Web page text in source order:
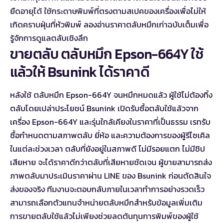
ยืดอายุได้ ใช้กระดาษพิมพ์ที่ตรงตามสเปคของเครื่องเพื่อไม่ให้
เกิดคราบฝุ่นที่หัวพิมพ์ ลองอ่านราคาตลับหมึกเก่าฉบับเต็มเพื่อ
รู้จักการดูแลตลับเชิงลึก
ขายตลับ ตลับหมึก Epson-664Y ใช้
แล้วให้ Bsunink ได้ราคาดี
หลังใช้ ตลับหมึก Epson-664Y จนหมึกหมดแล้ว ผู้ใช้ไม่ต้องทิ้ง
ตลับโดยเปล่าประโยชน์ Bsunink เปิดรับซื้อตลับใช้แล้วจาก
เครื่อง Epson-664Y และรุ่นใกล้เคียงในราคาที่เป็นธรรม เรทรับ
ซื้อกำหนดตามสภาพตลับ ยี่ห้อ และความต้องการของผู้รีไซเคิล
ในแต่ละช่วงเวลา ตลับที่ยังอยู่ในสภาพดี ไม่มีรอยแตก ไม่มีชิป
เสียหาย จะได้ราคาดีกว่าตลับที่เสียหายชัดเจน ผู้ขายสามารถส่ง
ภาพตลับมาประเมินราคาผ่าน LINE ของ Bsunink ก่อนตัดสินใจ
ส่งของจริง ทีมงานจะตอบกลับภายในเวลาทำการอย่างรวดเร็ว
สามารถเลือกตัวแทนจำหน่ายตลับหมึกสำหรับข้อมูลเพิ่มเติม
การขายตลับใช้แล้วไม่เพียงช่วยลดต้นทุนการพิมพ์ของผู้ใช้